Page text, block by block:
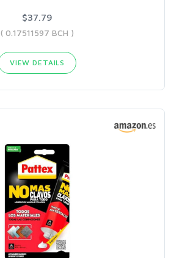
$37.79
( 0.17511597 BCH )
VIEW DETAILS